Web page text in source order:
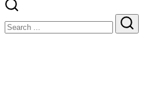
Search
Search